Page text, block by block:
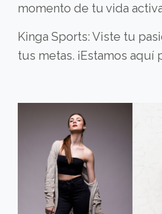
momento de tu vida
Kinga Sports: Viste tu
tus metas. ¡Estamos aquí